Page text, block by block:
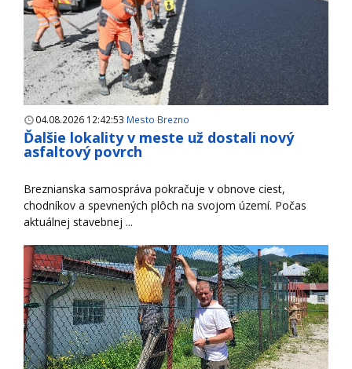
04.08.2026 12:42:53 Mesto Brezno
Ďalšie lokality v meste už dostali nový
asfaltový povrch
Breznianska samospráva pokračuje v obnove ciest,
chodníkov a spevnených plôch na svojom území. Počas
aktuálnej stavebnej ...